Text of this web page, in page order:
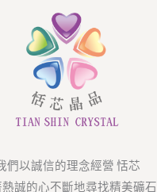
們以誠信的理念經營 恬芯
熱誠的心不斷地尋找精美礦石